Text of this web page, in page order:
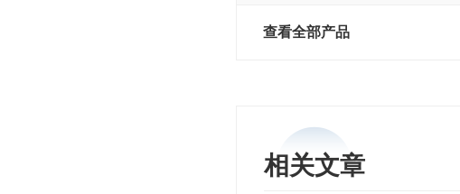
查看全部产品
相关文章